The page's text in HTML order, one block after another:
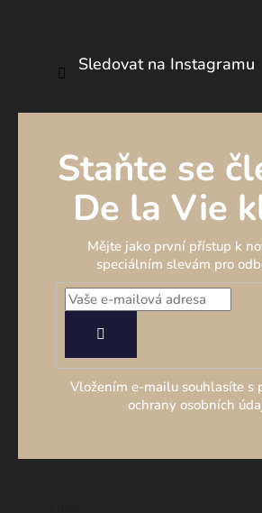
Sledovat na Instagramu
Staňte se
De la Vie
Mějte jako první přístup k
speciálním slevám pro
SE
Vložením e-mailu souhlasíte s
ochrany osobních